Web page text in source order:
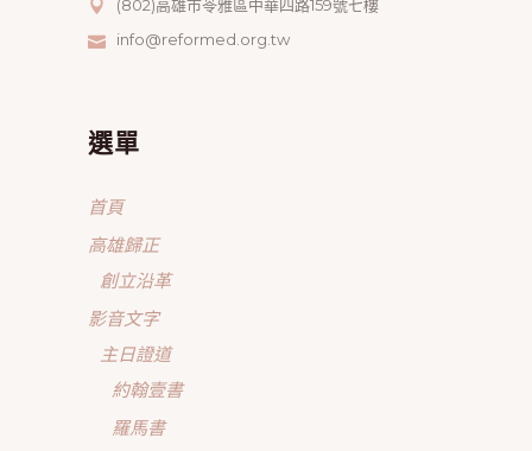
(802)高雄市苓雅區中華四路159號七樓
info@reformed.org.tw
選單
首頁
高雄歸正
創立沿革
影音文字
主日證道
約翰壹書
羅馬書